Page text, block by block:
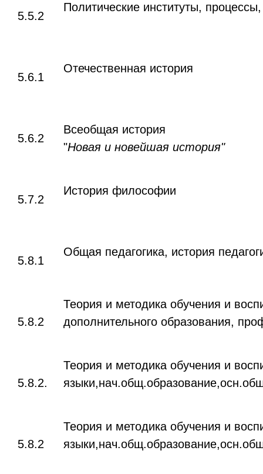
5.5.2
Политические институты,
5.6.1
Отечественная история
5.6.2
Всеобщая история
"Новая и новейшая история"
5.7.2
История философии
5.8.1
Общая педагогика, история
5.8.2
Теория и методика обучения и
дополнительного образования,
5.8.2.
Теория и методика обучения и
5.8.2
Теория и методика обучения и